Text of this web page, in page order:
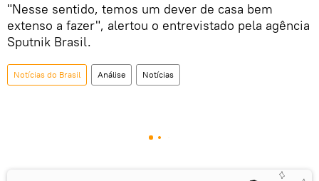
"Nesse sentido, temos um dever de casa bem
extenso a fazer", alertou o entrevistado pela agência
Sputnik Brasil.
Notícias do Brasil Análise Notícias